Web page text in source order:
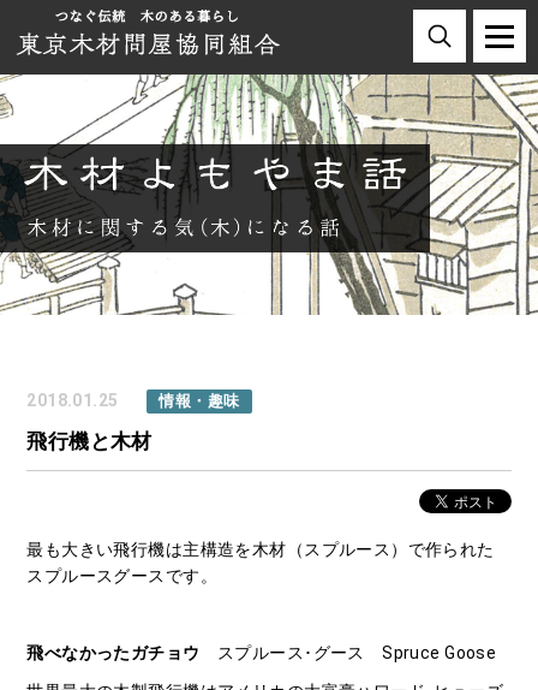
2018.01.25 情報・趣味
飛行機と木材
最も大きい飛行機は主構造を木材（スプルース）で作られた
スプルースグースです。
飛べなかったガチョウ
スプルース･グース Spruce Goose